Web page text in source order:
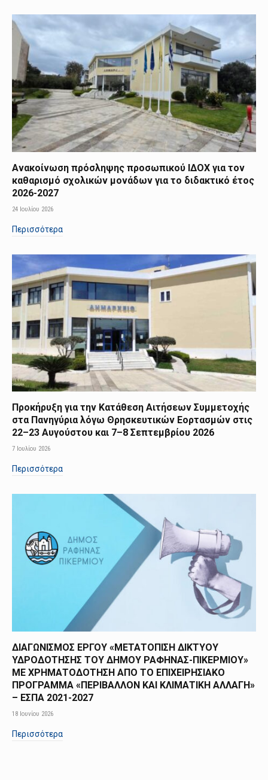
Ανακοίνωση πρόσληψης προσωπικού ΙΔΟΧ για τον
καθαρισμό σχολικών μονάδων για το διδακτικό έτος
2026-2027
24 Ιουλίου 2026
Περισσότερα
Προκήρυξη για την Κατάθεση Αιτήσεων Συμμετοχής
στα Πανηγύρια λόγω Θρησκευτικών Εορτασμών στις
22–23 Αυγούστου και 7–8 Σεπτεμβρίου 2026
7 Ιουλίου 2026
Περισσότερα
ΔΙΑΓΩΝΙΣΜΟΣ ΕΡΓΟΥ «ΜΕΤΑΤΟΠΙΣΗ ΔΙΚΤΥΟΥ
ΥΔΡΟΔΟΤΗΣΗΣ ΤΟΥ ΔΗΜΟΥ ΡΑΦΗΝΑΣ-ΠΙΚΕΡΜΙΟΥ»
ΜΕ ΧΡΗΜΑΤΟΔΟΤΗΣΗ ΑΠΟ TO ΕΠΙΧΕΙΡΗΣΙΑΚΟ
ΠΡΟΓΡΑΜΜΑ «ΠΕΡΙΒΑΛΛΟΝ ΚΑΙ ΚΛΙΜΑΤΙΚΗ ΑΛΛΑΓΗ»
– ΕΣΠΑ 2021-2027
18 Ιουνίου 2026
Περισσότερα